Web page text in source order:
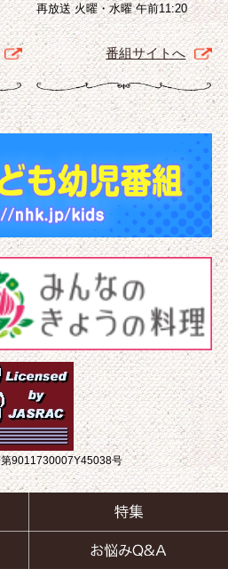
再放送 火曜・水曜 午前11:20
番組サイトへ
9011730007Y45038号